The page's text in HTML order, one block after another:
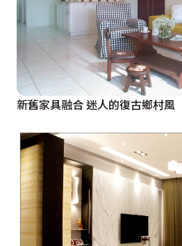
新舊家具融合 迷人的復古鄉村風